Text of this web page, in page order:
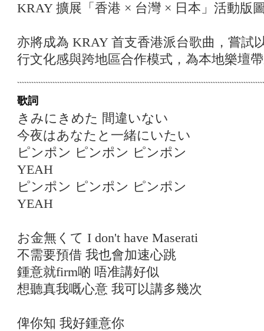
KRAY 擴展「香港 × 台灣 × 日本」活動版
亦將成為 KRAY 首支香港派台歌曲，嘗試
行文化感與跨地區合作模式，為本地樂壇
歌詞
きみにきめた 間違いない
今夜はあなたと一緒にいたい
ピンポン ピンポン ピンポン
YEAH
ピンポン ピンポン ピンポン
YEAH
お金無くて I don't have Maserati
不需要預借 我也會加速心跳
鍾意就firm啲 唔准講好似
想聽真我嘅心意 我可以講多幾次
俾你知 我好鍾意你